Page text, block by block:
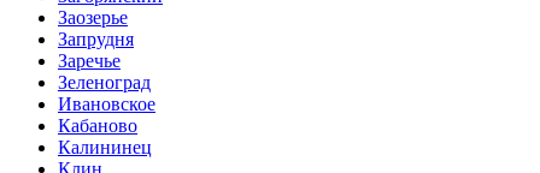
Заозерье
Запрудня
Заречье
Зеленоград
Ивановское
Кабаново
Калининец
Клин